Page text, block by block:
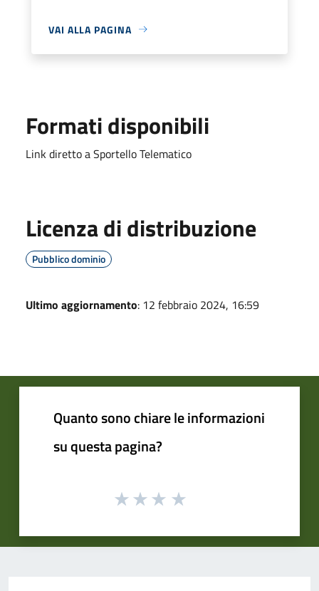
VAI ALLA PAGINA
Formati disponibili
Link diretto a Sportello Telematico
Licenza di distribuzione
Pubblico dominio
Ultimo aggiornamento: 12 febbraio 2024, 16:59
Quanto sono chiare le informazioni
su questa pagina?